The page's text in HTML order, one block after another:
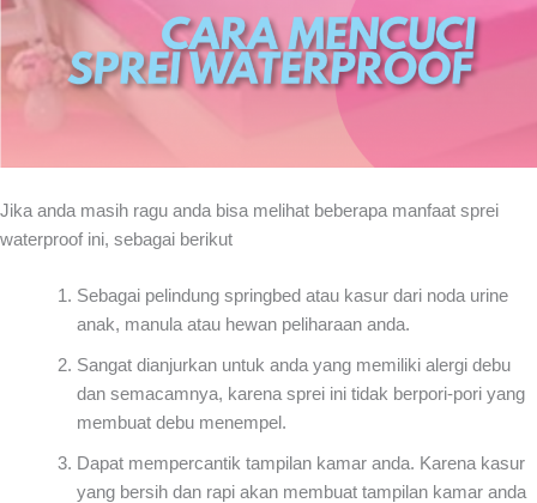
Jika anda masih ragu anda bisa melihat beberapa manfaat sprei
waterproof ini, sebagai berikut
Sebagai pelindung springbed atau kasur dari noda urine
anak, manula atau hewan peliharaan anda.
Sangat dianjurkan untuk anda yang memiliki alergi debu
dan semacamnya, karena sprei ini tidak berpori-pori yang
membuat debu menempel.
Dapat mempercantik tampilan kamar anda. Karena kasur
yang bersih dan rapi akan membuat tampilan kamar anda